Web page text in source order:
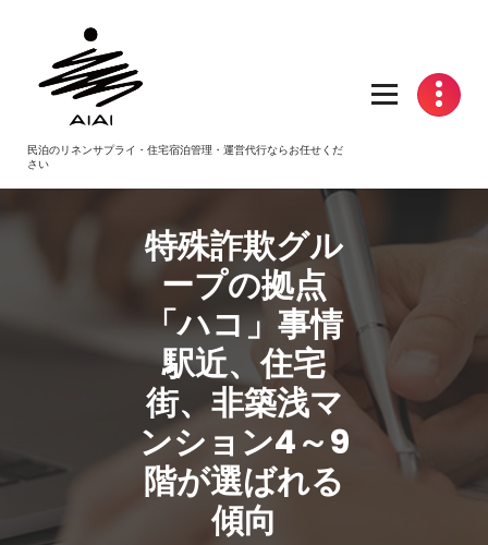
民泊のリネンサプライ・住宅宿泊管理・運営代行ならお任せくだ
さい
特殊詐欺グル
ープの拠点
「ハコ」事情
駅近、住宅
街、非築浅マ
ンション4～9
階が選ばれる
傾向